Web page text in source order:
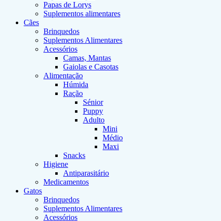
Papas de Lorys
Suplementos alimentares
Cães
Brinquedos
Suplementos Alimentares
Acessórios
Camas, Mantas
Gaiolas e Casotas
Alimentação
Húmida
Ração
Sénior
Puppy
Adulto
Mini
Médio
Maxi
Snacks
Higiene
Antiparasitário
Medicamentos
Gatos
Brinquedos
Suplementos Alimentares
Acessórios